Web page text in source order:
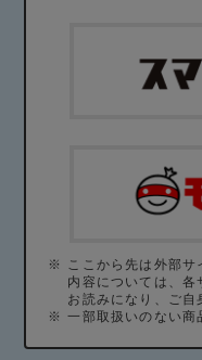
※
ここから先は外部サ
内容については、各
お読みになり、ご自
※
一部取扱いのない商